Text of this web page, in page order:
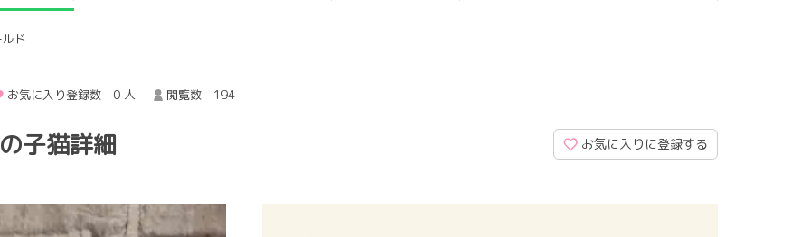
ド
お気に入り登録数 0 人 閲覧数 194
子猫詳細 お気に入りに登録する